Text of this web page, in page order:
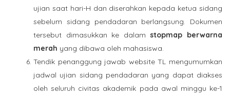
ujian saat hari-H dan diserahkan kepada ketua sidang
sebelum sidang pendadaran berlangsung. Dokumen
tersebut dimasukkan ke dalamstopmap berwarna
merah yang dibawa oleh mahasiswa.
Tendik penanggung jawab website TL mengumumkan
jadwal ujian sidang pendadaran yang dapat diakses
oleh seluruh civitas akademik pada awal minggu ke-1